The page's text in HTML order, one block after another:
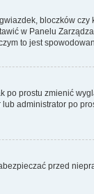
bloczków czy
w Panelu
to jest
po prostu zmienić
administrator po
przed